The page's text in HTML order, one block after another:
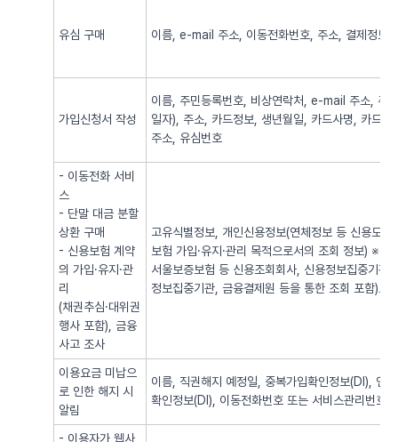
유심 구매 이름, e-mail 주소, 이동전화번호, 주소, 결제정보,
가입신청서 작성
이름, 주민등록번호, 비상연락처, e-mail 주소, 주
일자), 주소, 카드정보, 생년월일, 카드사명, 카드
주소, 유심번호
- 이동전화 서비
스
- 단말 대금 분할
상환 구매
- 신용보험 계약
의 가입·유지·관
리
(채권추심·대위권
행사 포함), 금융
사고 조사
고유식별정보, 개인신용정보(연체정보 등 신용도
보험 가입·유지·관리 목적으로서의 조회 정보) ※
서울보증보험 등 신용조회회사, 신용정보집중기관
정보집중기관, 금융결제원 등을 통한 조회 포함)로
이용요금 미납으
로 인한 해지 시
알림
이름, 직권해지 예정일, 중복가입확인정보(DI), 연
확인정보(DI), 이동전화번호 또는 서비스관리번호
- 이용자가 웹사